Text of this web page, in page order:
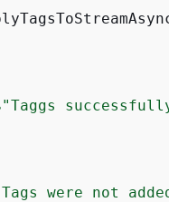
were not